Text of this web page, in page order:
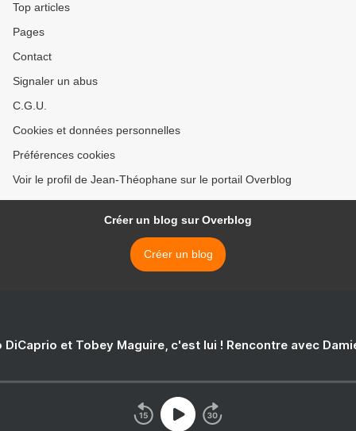
Top articles
Pages
Contact
Signaler un abus
C.G.U.
Cookies et données personnelles
Préférences cookies
Voir le profil de Jean-Théophane sur le portail Overblog
Créer un blog sur Overblog
Créer un blog
DiCaprio et Tobey Maguire, c'est lui ! Rencontre avec